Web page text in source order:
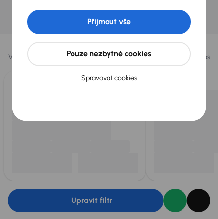
Najít podobný vůz
Vybrali jsme pro vás
Vybíráme pro vás tynejlepší vozyz naší nabídky. Každý den pro vás
vykoupíme až 400 vozů.
Upravit filtr
Spravovat cookies
Pouze nezbytné cookies
Přijmout vše